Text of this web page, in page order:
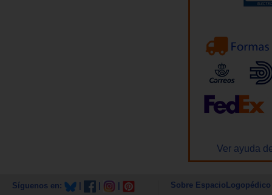
Ver ayuda
Síguenos en: Sobre EspacioLogopédico